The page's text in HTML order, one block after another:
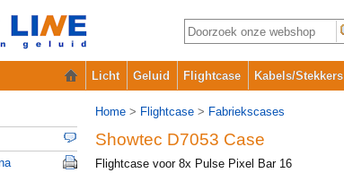
Licht Geluid Flightcase Kabels/Stekkers
Home > Flightcase > Fabriekscases
Showtec D7053 Case
Flightcase voor 8x Pulse Pixel Bar 16